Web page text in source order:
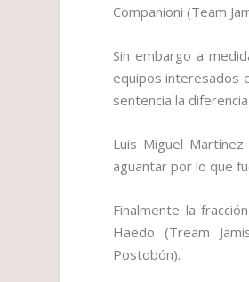
Companioni (Team
Sin embargo a
equipos interesados
sentencia la
Luis Miguel
aguantar por lo que
Finalmente la
Haedo (Tream
Postobón).